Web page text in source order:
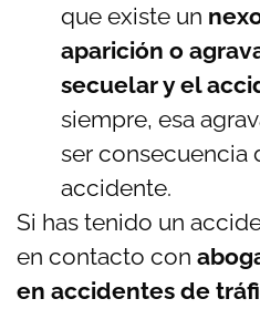
que existe un
aparición o
secuelar y el
siempre, esa
ser consecuencia
accidente.
Si has tenido un
en contacto con
en accidentes de